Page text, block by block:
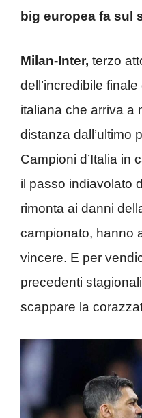
big europea fa sul
Milan-Inter, terzo
dell’incredibile
italiana che arriva a
distanza dall’ultimo
Campioni d’Italia in
il passo indiavolato
rimonta ai danni
campionato, hanno
vincere. E per
precedenti
scappare la